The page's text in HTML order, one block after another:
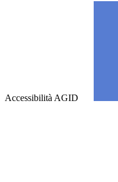
Accessibilità AGID